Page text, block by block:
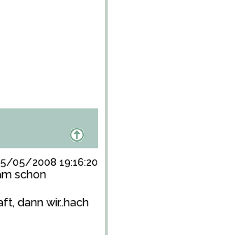
05/2008 19:16:20
schon
dann wir..hach